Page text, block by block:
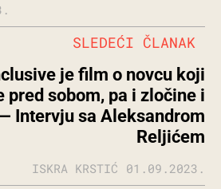
je film o novcu koji
pred sobom, pa i zločine i
Intervju sa Aleksandrom
Reljićem
SLEDEĆI ČLANAK
ISKRA KRSTIĆ 01.09.2023.